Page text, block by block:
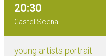
20:30
Castel Scena
young artists portrait